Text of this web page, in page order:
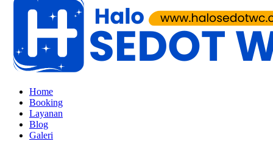
Home
Booking
Layanan
Blog
Galeri